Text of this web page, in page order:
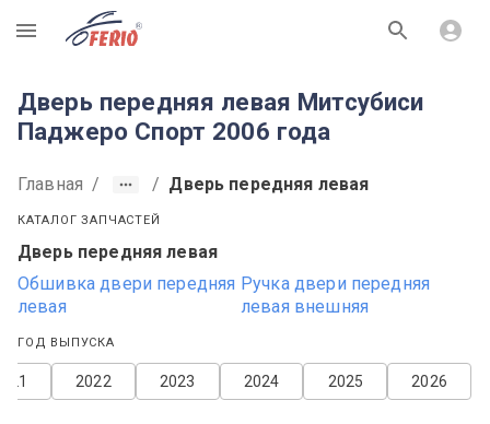
R
Дверь передняя левая Митсубиси
Паджеро Спорт 2006 года
Главная / / Дверь передняя левая
КАТАЛОГ ЗАПЧАСТЕЙ
Дверь передняя левая
Обшивка двери передняя
левая
Ручка двери передняя
левая внешняя
ГОД ВЫПУСКА
2026
2025
2024
2023
2022